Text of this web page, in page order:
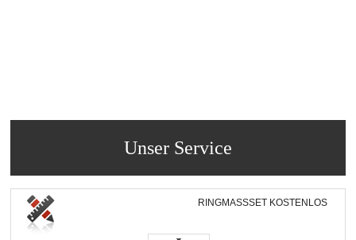
Unser Service
RINGMASSSET KOSTENLOS